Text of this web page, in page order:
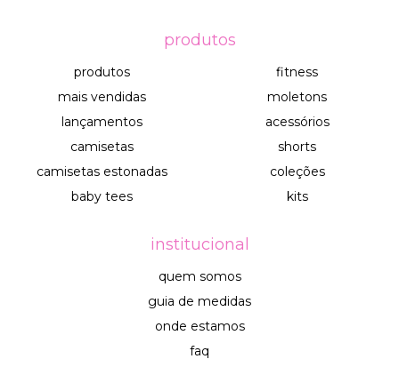
produtos
produtos
mais vendidas
lançamentos
camisetas
camisetas estonadas
baby tees
fitness
moletons
acessórios
shorts
coleções
kits
institucional
quem somos
guia de medidas
onde estamos
faq